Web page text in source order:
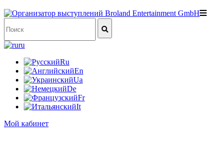
ru
Ru
En
Ua
De
Fr
It
Мой кабинет